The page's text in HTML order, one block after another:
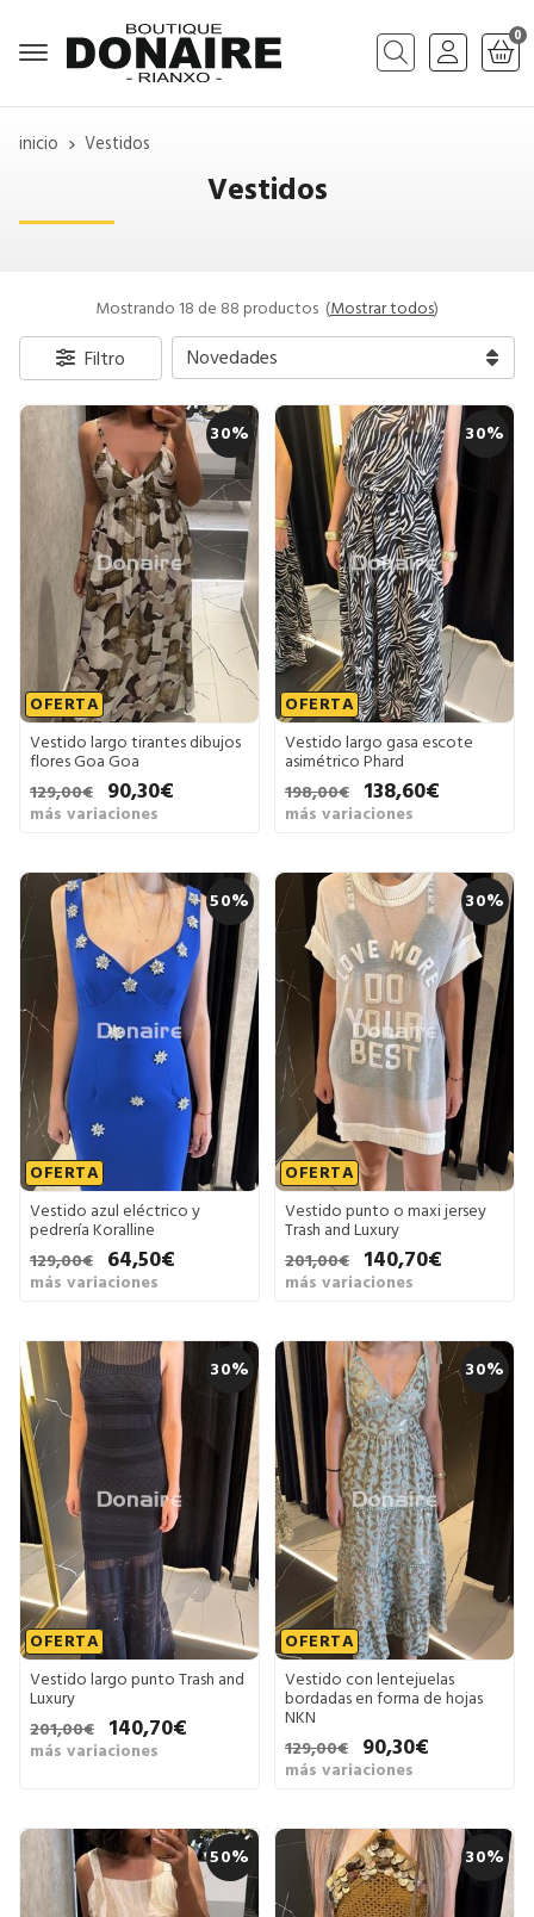
Buscar
0
inicio Vestidos
Vestidos
Mostrando 18 de 88 productos (Mostrar todos)
Filtro
30%
OFERTA
Vestido largo tirantes dibujos
flores Goa Goa
129,00€
90,30€
más variaciones
30%
OFERTA
Vestido largo gasa escote
asimétrico Phard
198,00€
138,60€
más variaciones
50%
OFERTA
Vestido azul eléctrico y
pedrería Koralline
129,00€
64,50€
más variaciones
30%
OFERTA
Vestido punto o maxi jersey
Trash and Luxury
201,00€
140,70€
más variaciones
30%
OFERTA
Vestido largo punto Trash and
Luxury
201,00€
140,70€
más variaciones
30%
OFERTA
Vestido con lentejuelas
bordadas en forma de hojas
NKN
129,00€
90,30€
más variaciones
50% 30%